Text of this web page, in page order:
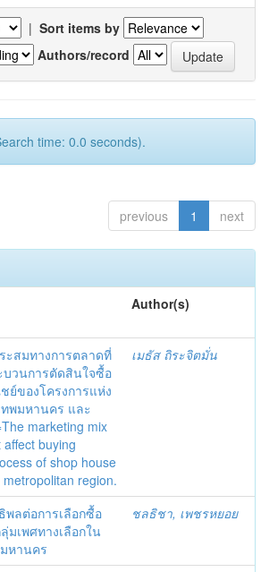
| Sort items by
Authors/record
time: 0.0 seconds).
previous 1 next
Author(s)
ะสมทางการตลาดที่
บวนการตัดสินใจซื้อ
ย์ของโครงการแห่ง
ทพมหานคร และ
marketing mix
buying
of shop house
region.
เมธัส ถิระจิตมั่น
พลต่อการเลือกซื้อ
มเพศทางเลือกใน
หานคร
ชลธิชา, เพชรหยอย